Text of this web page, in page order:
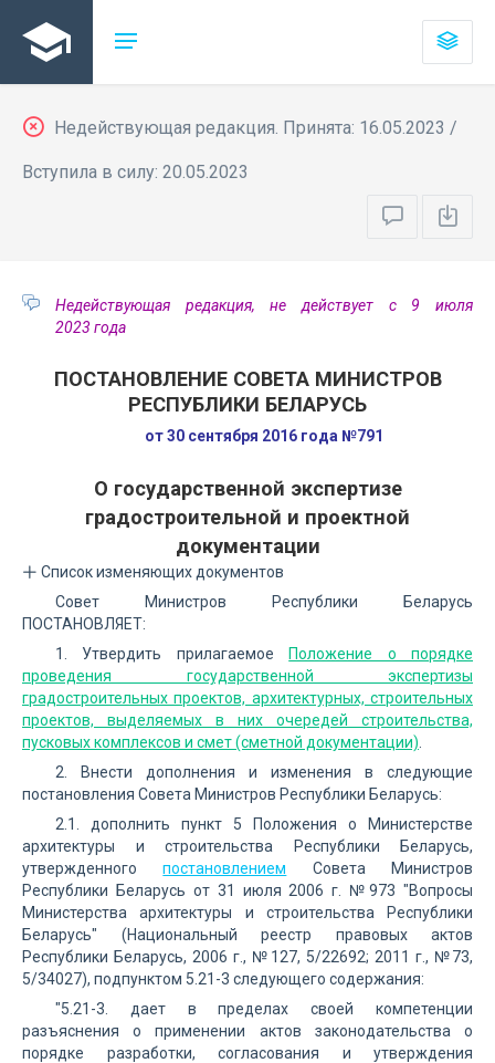
Недействующая редакция. Принята: 16.05.2023 /
Вступила в силу: 20.05.2023
Недействующая редакция, не действует с 9 июля
2023 года
ПОСТАНОВЛЕНИЕ СОВЕТА МИНИСТРОВ
РЕСПУБЛИКИ БЕЛАРУСЬ
от 30 сентября 2016 года №791
О государственной экспертизе
градостроительной и проектной
документации
Список изменяющих документов
Совет Министров Республики Беларусь
ПОСТАНОВЛЯЕТ:
1. Утвердить прилагаемое
Положение о порядке
проведения государственной экспертизы
градостроительных проектов, архитектурных, строительных
проектов, выделяемых в них очередей строительства,
пусковых комплексов и смет (сметной документации)
2. Внести дополнения и изменения в следующие
постановления Совета Министров Республики Беларусь:
2.1. дополнить пункт 5 Положения о Министерстве
архитектуры и строительства Республики Беларусь,
утвержденногопостановлением Совета Министров
Республики Беларусь от 31 июля 2006 г. №973 "Вопросы
Министерства архитектуры и строительства Республики
Беларусь" (Национальный реестр правовых актов
Республики Беларусь, 2006 г., №127, 5/22692; 2011 г., №73,
5/34027), подпунктом 5.21-3 следующего содержания:
"5.21-3. дает в пределах своей компетенции
разъяснения о применении актов законодательства о
порядке разработки, согласования и утверждения